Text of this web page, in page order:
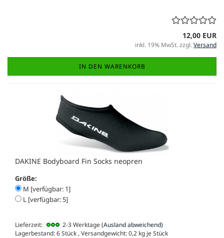
12,00 EUR
inkl. 19% MwSt. zzgl.Versand
IN DEN WARENKORB
DAKINE Bodyboard Fin Socks neopren
Größe:
M [verfügbar: 1]
L [verfügbar: 5]
Lieferzeit: 2-3 Werktage(Ausland abweichend)
Lagerbestand: 6 Stück , Versandgewicht:0,2 kg je Stück